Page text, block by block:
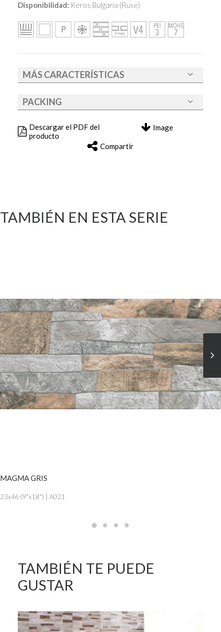
Disponibilidad: Keros Bulgaria (Ruse)
MÁS CARACTERÍSTICAS
PACKING
Descargar el PDF del
producto
Image
Compartir
TAMBIÉN EN ESTA SERIE
MAGMA GRIS
23x46 (9"x18") | A021
TAMBIÉN TE PUEDE
GUSTAR